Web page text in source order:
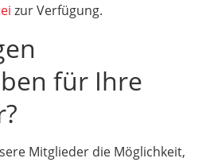
zur Verfügung.
für Ihre
Mitglieder die Möglichkeit,